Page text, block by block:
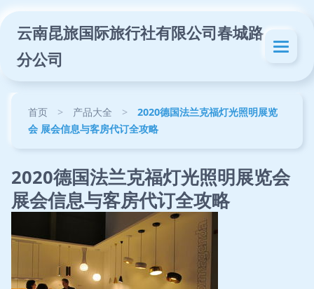
云南昆旅国际旅行社有限公司春城路
分公司
首页 > 产品大全 >
2020德国法兰克福灯光照明展览
会 展会信息与客房代订全攻略
2020德国法兰克福灯光照明展览会
展会信息与客房代订全攻略